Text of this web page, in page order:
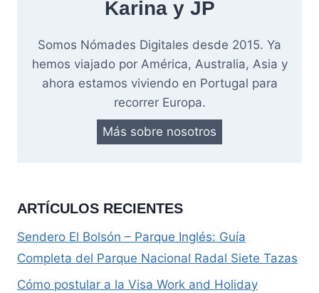
Karina y JP
Somos Nómades Digitales desde 2015. Ya
hemos viajado por América, Australia, Asia y
ahora estamos viviendo en Portugal para
recorrer Europa.
Más sobre nosotros
ARTÍCULOS RECIENTES
Sendero El Bolsón – Parque Inglés: Guía
Completa del Parque Nacional Radal Siete Tazas
Cómo postular a la Visa Work and Holiday